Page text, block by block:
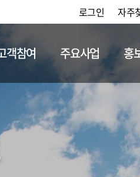
로그인 자주
채용정보
객참여 주요사업 홍